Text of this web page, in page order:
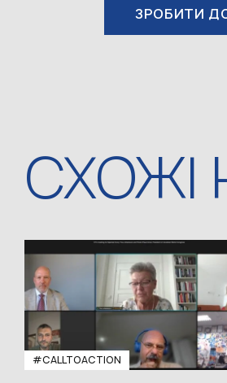
ЗРОБИТИ
СХОЖІ
#CALLTOACTION